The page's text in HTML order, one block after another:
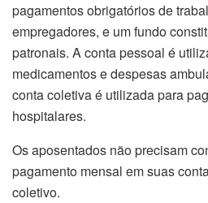
pagamentos obrigatórios de
empregadores, e um fundo
patronais. A conta pessoal é
medicamentos e despesas
conta coletiva é utilizada para
hospitalares.
Os aposentados não precisam
pagamento mensal em suas
coletivo.